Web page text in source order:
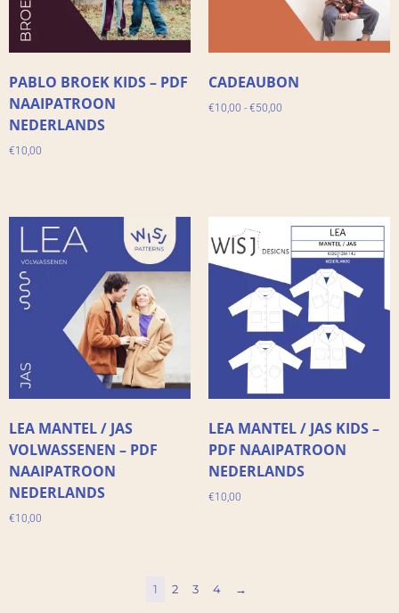
PABLO BROEK KIDS – PDF
NAAIPATROON
NEDERLANDS
€10,00
CADEAUBON
€10,00 - €50,00
LEA MANTEL / JAS
VOLWASSENEN – PDF
NAAIPATROON
NEDERLANDS
€10,00
LEA MANTEL / JAS KIDS –
PDF NAAIPATROON
NEDERLANDS
€10,00
1 2 3 4 →